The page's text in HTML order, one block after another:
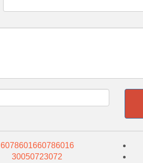
6078601660786016
30050723072